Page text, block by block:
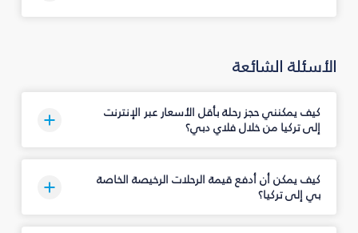
الأسئلة الشائعة
كيف يمكنني حجز رحلة بأقل الأسعار عبر الإنترنت
إلى تركيا من خلال فلاي دبي؟
كيف يمكن أن أدفع قيمة الرحلات الرخيصة الخاصة
بي إلى تركيا؟